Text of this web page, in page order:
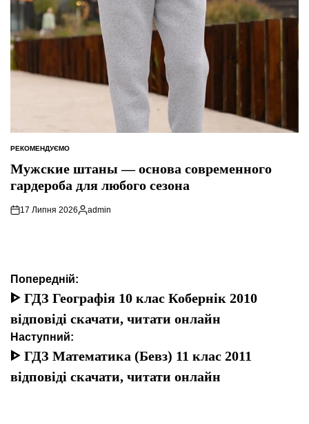
ОПУБЛІКУВАТИ
У
РЕКОМЕНДУЄМО
Мужские штаны — основа современного
гардероба для любого сезона
17 Липня 2026
Опубліковано
admin
Навігація
записів
Попередній:
ᐈ ГДЗ Географія 10 клас Кобернік 2010
відповіді скачати, читати онлайн
Наступний:
ᐈ ГДЗ Математика (Бевз) 11 клас 2011
відповіді скачати, читати онлайн